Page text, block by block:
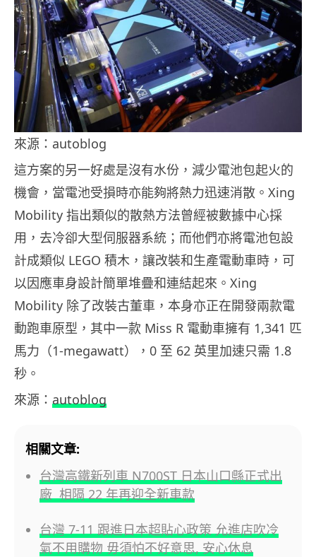
來源：autoblog
這方案的另一好處是沒有水份，減少電池包起火的
機會，當電池受損時亦能夠將熱力迅速消散。Xing
Mobility 指出類似的散熱方法曾經被數據中心採
用，去冷卻大型伺服器系統；而他們亦將電池包設
計成類似 LEGO 積木，讓改裝和生產電動車時，可
以因應車身設計簡單堆疊和連結起來。Xing
Mobility 除了改裝古董車，本身亦正在開發兩款電
動跑車原型，其中一款 Miss R 電動車擁有 1,341 匹
馬力（1-megawatt），0 至 62 英里加速只需 1.8
秒。
來源： autoblog
相關文章:
台灣高鐵新列車 N700ST 日本山口縣正式出
廠 相隔 22 年再迎全新車款
台灣 7-11 跟進日本超貼心政策 允進店吹冷
氣不用購物 毋須怕不好意思, 安心休息